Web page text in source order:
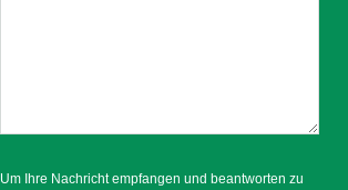
Um Ihre Nachricht empfangen und beantworten zu